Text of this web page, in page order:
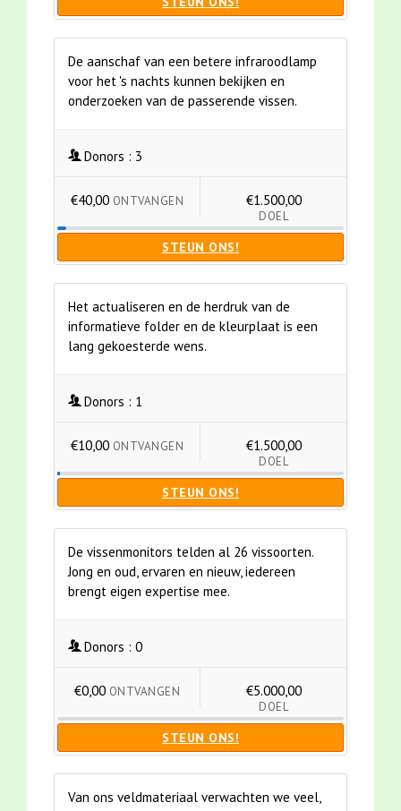
De aanschaf van een betere infraroodlamp
voor het 's nachts kunnen bekijken en
onderzoeken van de passerende vissen.
Donors : 3
€40,00 ONTVANGEN €1.500,00
DOEL
STEUN ONS!
Het actualiseren en de herdruk van de
informatieve folder en de kleurplaat is een
lang gekoesterde wens.
Donors : 1
€10,00 ONTVANGEN €1.500,00
DOEL
STEUN ONS!
De vissenmonitors telden al 26 vissoorten.
Jong en oud, ervaren en nieuw, iedereen
brengt eigen expertise mee.
Donors : 0
€0,00 ONTVANGEN €5.000,00
DOEL
STEUN ONS!
Van ons veldmateriaal verwachten we veel,